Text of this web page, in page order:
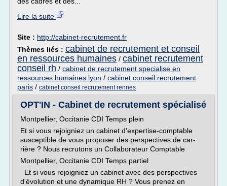
Lire la suite
Site : http://cabinet-recrutement.fr
Thèmes liés : cabinet de recrutement et conseil
en ressources humaines / cabinet recrutement
conseil rh / cabinet de recrutement specialise en
ressources humaines lyon / cabinet conseil recrutement
paris / cabinet conseil recrutement rennes
OPT'IN - Cabinet de recrutement spécialisé
Montpellier, Occitanie CDI Temps plein
Et si vous rejoi­gniez un cabi­net d'expertise-comptable
sus­cep­tible de vous pro­po­ser des pers­pec­tives de car­
rière ? Nous recru­tons un Col­la­bo­ra­teur Comptable
Montpellier, Occitanie CDI Temps partiel
Et si vous rejoi­gniez un cabi­net avec des pers­pec­tives
d'évolution et une dyna­mique RH ? Vous pre­nez en